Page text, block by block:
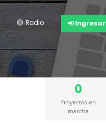
🔴 Radio Ingresar
0
Proyectos en
marcha